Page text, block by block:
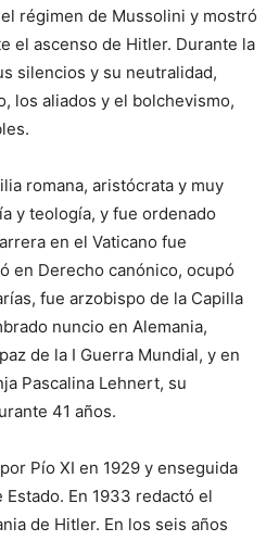
régimen de Mussolini y mostró
el ascenso de Hitler. Durante la
silencios y su neutralidad,
los aliados y el bolchevismo,
romana, aristócrata y muy
y teología, y fue ordenado
en el Vaticano fue
en Derecho canónico, ocupó
fue arzobispo de la Capilla
nuncio en Alemania,
de la I Guerra Mundial, y en
Pascalina Lehnert, su
41 años.
Pío XI en 1929 y enseguida
En 1933 redactó el
de Hitler. En los seis años